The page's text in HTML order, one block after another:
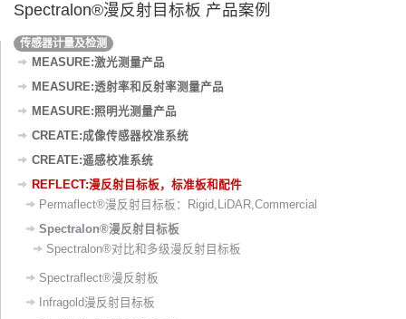
Spectralon®漫反射目标板 产品案例
传感器计量及检测
MEASURE:激光测量产品
MEASURE:透射率和反射率测量产品
MEASURE:照明光测量产品
CREATE:成像传感器校准系统
CREATE:遥感校准系统
REFLECT:漫反射目标板，标准板和配件
Permaflect®漫反射目标板：Rigid,LiDAR,Commercial
Spectralon®漫反射目标板
Spectralon®对比和多级漫反射目标板
Spectraflect®漫反射板
Infragold漫反射目标板